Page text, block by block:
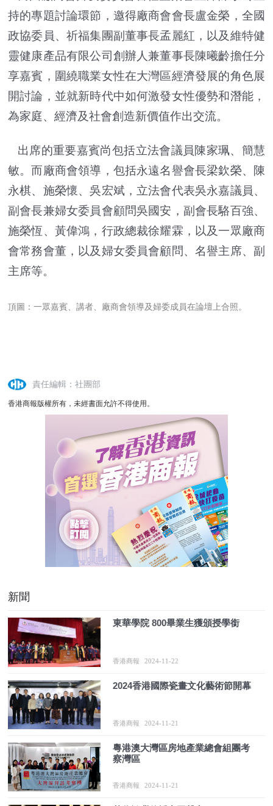
持的專題討論環節，邀得廠商會會長盧金榮，全國
政協委員、祈福集團副董事長孟麗紅，以及維特健
靈健康產品有限公司創辦人兼董事長陳曦齡擔任分
享嘉賓，圍繞職業女性在大灣區經濟發展的角色展
開討論，並就新時代中如何激發女性優勢和潛能，
為家庭、經濟及社會創造新價值作出交流。
出席的重要嘉賓尚包括立法會議員陳家珮、簡慧
敏。而廠商會領導，包括永遠名譽會長梁欽榮、陳
永棋、施榮懷、吳宏斌，立法會代表吳永嘉議員、
副會長兼婦女委員會顧問吳國安，副會長駱百強、
施榮恆、黃偉鴻，行政總裁徐耀霖，以及一眾廠商
會常務會董，以及婦女委員會顧問、名譽主席、副
主席等。
頂圖：一眾嘉賓、講者、廠商會領導及婦委成員在論壇上合照。
責任編輯：社團部
香港商報版權所有，未經書面允許不得使用。
新聞
東華學院 800畢業生獲頒授學銜
香港商報 2024-11-22
2024香港國際瓷畫文化藝術節開幕
香港商報 2024-11-21
粵港澳大灣區房地產業總會組團考
察灣區
香港商報 2024-11-21